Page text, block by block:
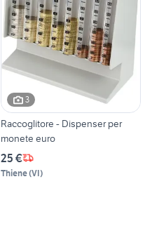
3
Raccoglitore - Dispenser per
monete euro
25 €
Thiene(VI)